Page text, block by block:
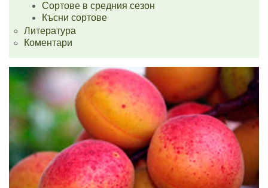
Сортове в средния сезон
Късни сортове
Литература
Коментари